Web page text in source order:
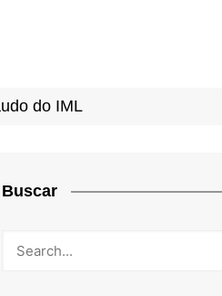
do IML
Buscar